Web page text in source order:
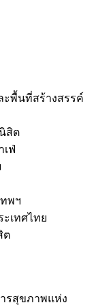
พื้นที่สร้างสรรค์
สิต
ฟ่
พฯ
เทศไทย
ต
รสุขภาพแห่ง